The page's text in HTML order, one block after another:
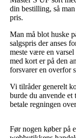
din bestilling, så
pris.
Man må blot huske
salgspris der anses
meste være en
med kort er på den
forsvarer en overfor
Vi tilråder generelt
burde du anvende
betale regningen
Før nogen køber på